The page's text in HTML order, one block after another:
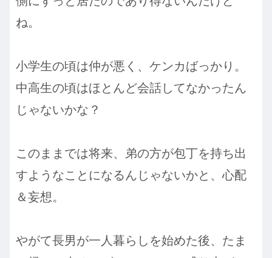
ね。
小学生の頃は仲が悪く、ケンカばっかり。
中高生の頃はほとんど会話してなかったん
じゃないかな？
このままでは将来、弟の方が包丁を持ち出
すようなことになるんじゃないかと、心配
＆妄想。
やがて長男が一人暮らしを始めた後、たま